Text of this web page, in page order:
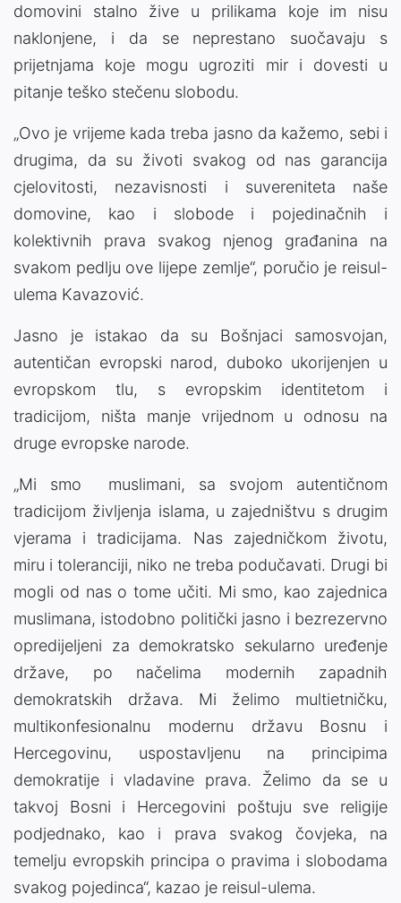
domovini stalno žive u prilikama koje im nisu
naklonjene, i da se neprestano suočavaju s
prijetnjama koje mogu ugroziti mir i dovesti u
pitanje teško stečenu slobodu.
„Ovo je vrijeme kada treba jasno da kažemo, sebi i
drugima, da su životi svakog od nas garancija
cjelovitosti, nezavisnosti i suvereniteta naše
domovine, kao i slobode i pojedinačnih i
kolektivnih prava svakog njenog građanina na
svakom pedlju ove lijepe zemlje“, poručio je reisul-
ulema Kavazović.
Jasno je istakao da su Bošnjaci samosvojan,
autentičan evropski narod, duboko ukorijenjen u
evropskom tlu, s evropskim identitetom i
tradicijom, ništa manje vrijednom u odnosu na
druge evropske narode.
„Mi smo muslimani, sa svojom autentičnom
tradicijom življenja islama, u zajedništvu s drugim
vjerama i tradicijama. Nas zajedničkom životu,
miru i toleranciji, niko ne treba podučavati. Drugi bi
mogli od nas o tome učiti. Mi smo, kao zajednica
muslimana, istodobno politički jasno i bezrezervno
opredijeljeni za demokratsko sekularno uređenje
države, po načelima modernih zapadnih
demokratskih država. Mi želimo multietničku,
multikonfesionalnu modernu državu Bosnu i
Hercegovinu, uspostavljenu na principima
demokratije i vladavine prava. Želimo da se u
takvoj Bosni i Hercegovini poštuju sve religije
podjednako, kao i prava svakog čovjeka, na
temelju evropskih principa o pravima i slobodama
svakog pojedinca“, kazao je reisul-ulema.